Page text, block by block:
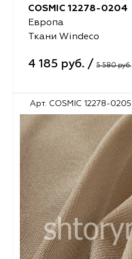
COSMIC 12278-0204
Европа
Ткани Windeco
4 185 руб. / 5 580 руб.
Арт. COSMIC 12278-0205